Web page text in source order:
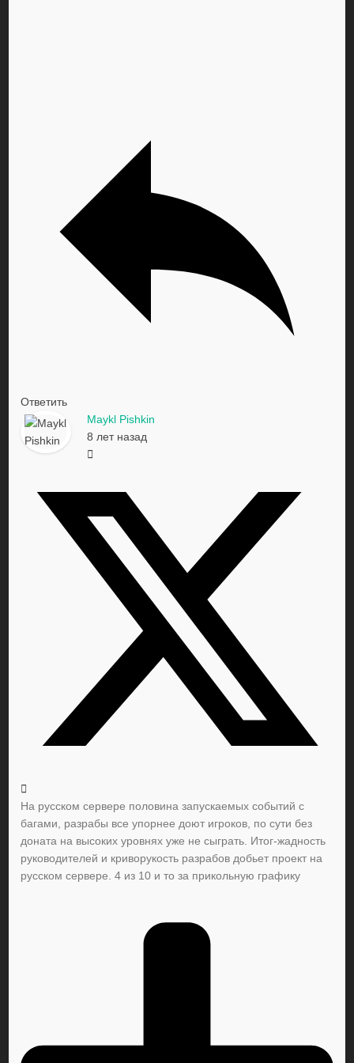
Ответить
Maykl Pishkin
8 лет назад
На русском сервере половина запускаемых событий с
багами, разрабы все упорнее доют игроков, по сути без
доната на высоких уровнях уже не сыграть. Итог-жадность
руководителей и криворукость разрабов добьет проект на
русском сервере. 4 из 10 и то за прикольную графику